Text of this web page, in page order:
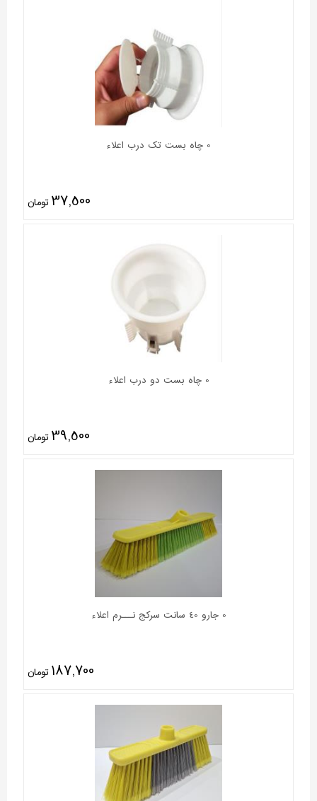
0 چاه بست تک درب اعلاء
37,500 تومان
0 چاه بست دو درب اعلاء
39,500 تومان
0 جارو 40 سانت سرکج نـــرم اعلاء
187,700 تومان